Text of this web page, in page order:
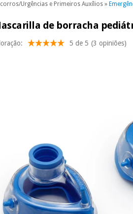
Urgências e Primeiros Auxílios »
de borracha
5 de 5 (3 opiniões)